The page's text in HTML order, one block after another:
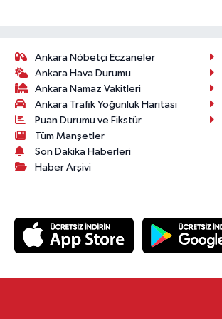
Ankara Nöbetçi Eczaneler
Ankara Hava Durumu
Ankara Namaz Vakitleri
Ankara Trafik Yoğunluk Haritası
Puan Durumu ve Fikstür
Tüm Manşetler
Son Dakika Haberleri
Haber Arşivi